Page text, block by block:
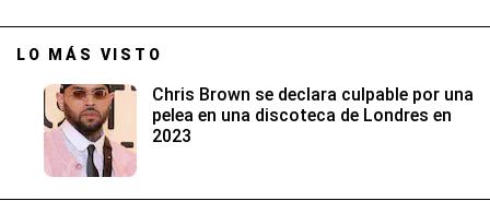
LO MÁS VISTO
Chris Brown se declara culpable por una
pelea en una discoteca de Londres en
2023